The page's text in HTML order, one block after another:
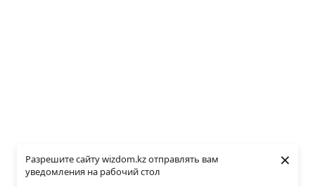
Разрешите сайту wizdom.kz отправлять вам
уведомления на рабочий стол
×